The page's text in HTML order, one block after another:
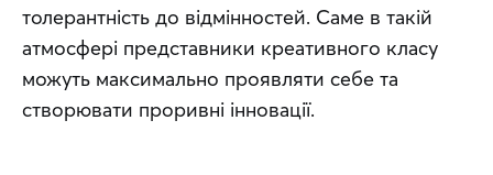
толерантність до відмінностей. Саме в такій
атмосфері представники креативного класу
можуть максимально проявляти себе та
створювати проривні інновації.